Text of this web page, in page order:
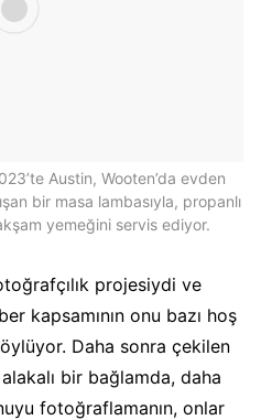
Austin, Wooten’da evden
bir masa lambasıyla, propanlı
yemeğini servis ediyor.
projesiydi ve
kapsamının onu bazı hoş
Daha sonra çekilen
bir bağlamda, daha
fotoğraflamanın, onlar